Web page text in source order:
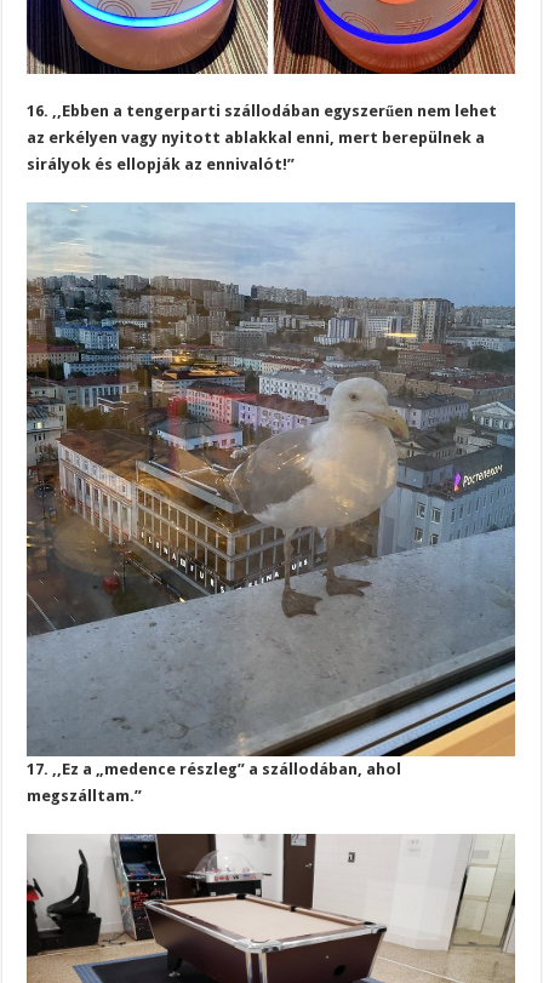
16. ,,Ebben a tengerparti szállodában egyszerűen nem lehet
az erkélyen vagy nyitott ablakkal enni, mert berepülnek a
sirályok és ellopják az ennivalót!”
17. ,,Ez a „medence részleg” a szállodában, ahol
megszálltam.”